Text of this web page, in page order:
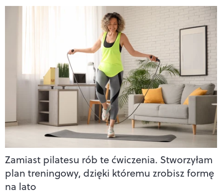
Zamiast pilatesu rób te ćwiczenia. Stworzyłam
plan treningowy, dzięki któremu zrobisz formę
na lato